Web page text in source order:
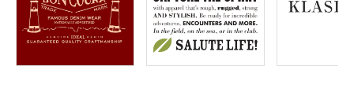
meeting_room ログイン 会員登録